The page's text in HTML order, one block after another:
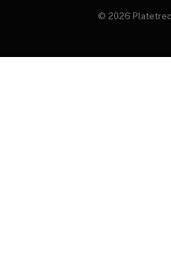
© 2026